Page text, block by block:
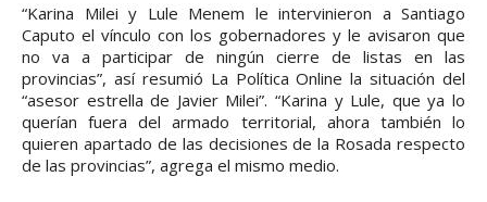
“Karina Milei y Lule Menem le intervinieron a Santiago
Caputo el vínculo con los gobernadores y le avisaron que
no va a participar de ningún cierre de listas en las
provincias”, así resumió La Política Online la situación del
“asesor estrella de Javier Milei”. “Karina y Lule, que ya lo
querían fuera del armado territorial, ahora también lo
quieren apartado de las decisiones de la Rosada respecto
de las provincias”, agrega el mismo medio.